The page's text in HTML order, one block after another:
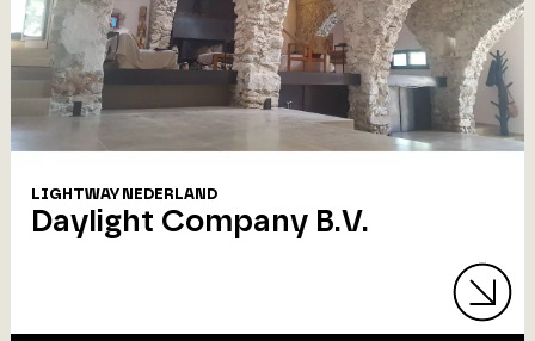
LIGHTWAY NEDERLAND
Daylight Company B.V.